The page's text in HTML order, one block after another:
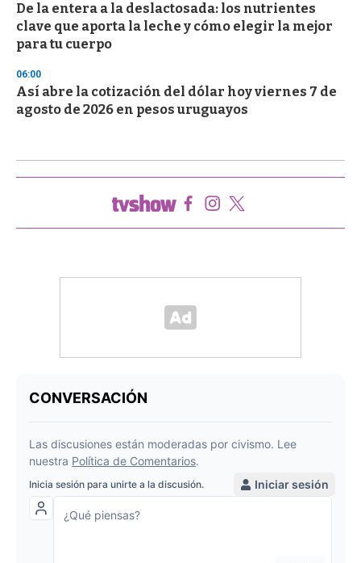
De la entera a la deslactosada: los nutrientes
clave que aporta la leche y cómo elegir la mejor
para tu cuerpo
06:00
Así abre la cotización del dólar hoy viernes 7 de
agosto de 2026 en pesos uruguayos